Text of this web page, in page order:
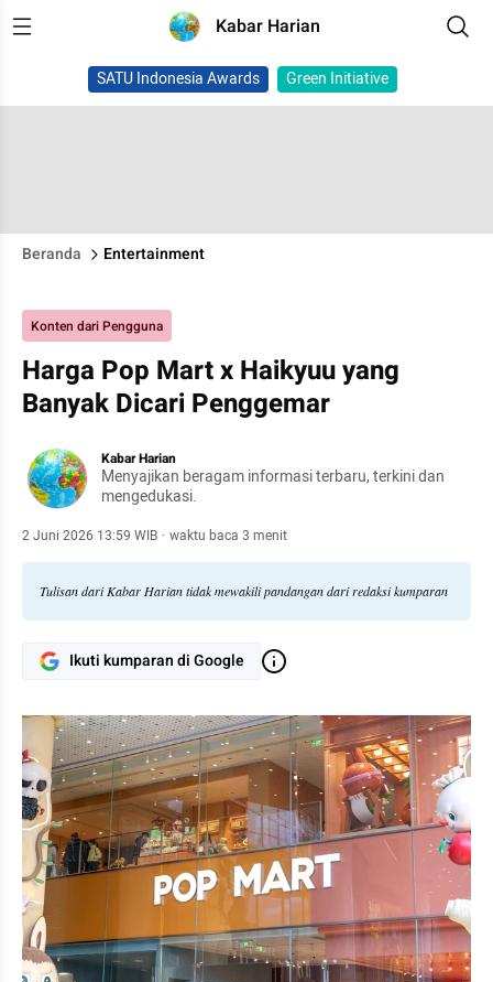
Kabar Harian
SATU Indonesia Awards Green Initiative
Beranda Entertainment
Konten dari Pengguna
Harga Pop Mart x Haikyuu yang
Banyak Dicari Penggemar
Kabar Harian
Menyajikan beragam informasi terbaru, terkini dan
mengedukasi.
2 Juni 2026 13:59 WIB · waktu baca 3 menit
Tulisan dari Kabar Harian tidak mewakili pandangan dari redaksi kumparan
Ikuti kumparan di Google